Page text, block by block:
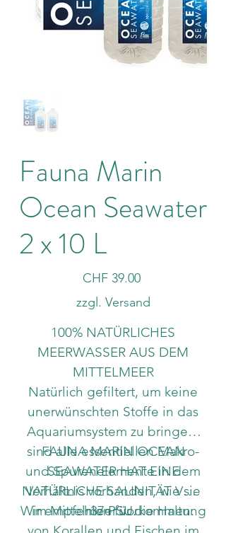
Fauna Marin
Ocean Seawater
2 x 10 L
Preis
CHF 39.00
zzgl. Versand
100% NATÜRLICHES
MEERWASSER AUS DEM
MITTELMEER
Natürlich gefiltert, um keine
unerwünschten Stoffe in das
Aquariumsystem zu bringen,
sind alle essentiellen Makro-
und Spurenelemente in dem
Verhältnis vorhanden, wie sie
im Mittelmeer vorkommen.
FAUNA MARIN OCEAN
SEAWATER HAT EINE
NATÜRLICHE SALINITÄT VON
37 PSU.
Wir empfehlen für die Haltung